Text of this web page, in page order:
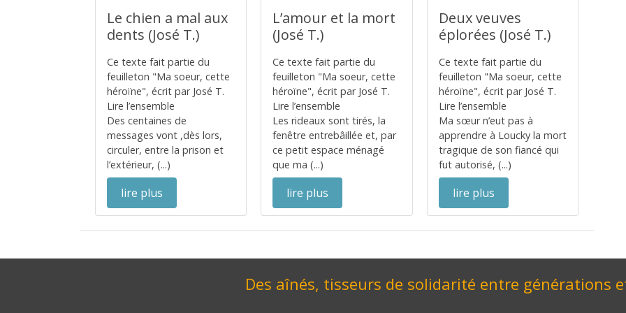
Le chien a mal aux
dents (José T.)
Ce texte fait partie du
feuilleton "Ma soeur, cette
héroïne", écrit par José T.
Lire l’ensemble
Des centaines de
messages vont ,dès lors,
circuler, entre la prison et
l’extérieur, (...)
lire plus
L’amour et la mort
(José T.)
Ce texte fait partie du
feuilleton "Ma soeur, cette
héroïne", écrit par José T.
Lire l’ensemble
Les rideaux sont tirés, la
fenêtre entrebâillée et, par
ce petit espace ménagé
que ma (...)
lire plus
Deux veuves
éplorées (José T.)
Ce texte fait partie du
feuilleton "Ma soeur, cette
héroïne", écrit par José T.
Lire l’ensemble
Ma sœur n’eut pas à
apprendre à Loucky la mort
tragique de son fiancé qui
fut autorisé, (...)
lire plus
Des aînés, tisseurs de solidarité entre générations